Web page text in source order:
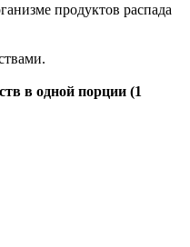
продуктов распада
в одной порции (1